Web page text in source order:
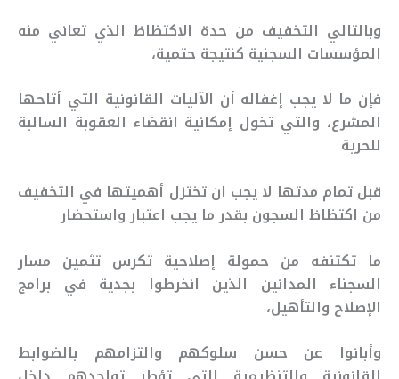
وبالتالي التخفيف من حدة الاكتظاظ الذي تعاني منه
المؤسسات السجنية كنتيجة حتمية،
فإن ما لا يجب إغفاله أن الآليات القانونية التي أتاحها
المشرع، والتي تخول إمكانية انقضاء العقوبة السالبة
للحرية
قبل تمام مدتها لا يجب ان تختزل أهميتها في التخفيف
من اكتظاظ السجون بقدر ما يجب اعتبار واستحضار
ما تكتنفه من حمولة إصلاحية تكرس تثمين مسار
السجناء المدانين الذين انخرطوا بجدية في برامج
الإصلاح والتأهيل،
وأبانوا عن حسن سلوكهم والتزامهم بالضوابط